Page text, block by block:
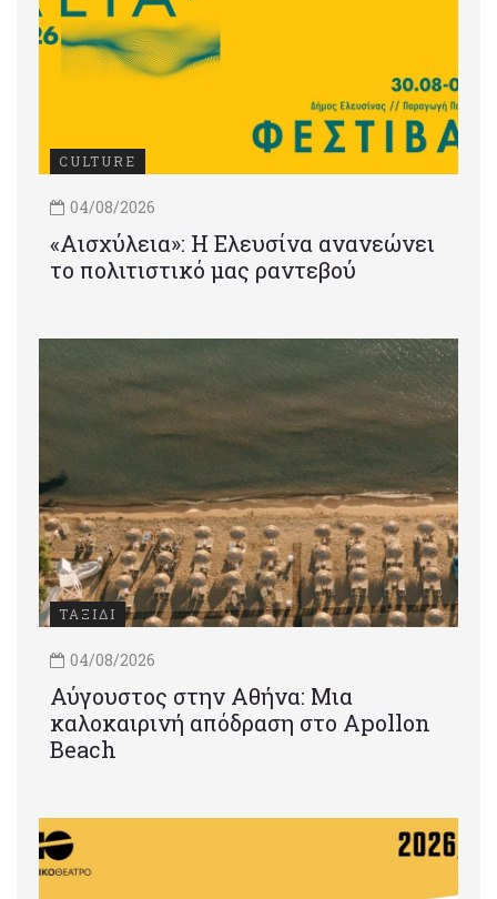
CULTURE
04/08/2026
«Αισχύλεια»: Η Ελευσίνα ανανεώνει
το πολιτιστικό μας ραντεβού
ΤΑΞΙΔΙ
04/08/2026
Αύγουστος στην Αθήνα: Μια
καλοκαιρινή απόδραση στο Apollon
Beach